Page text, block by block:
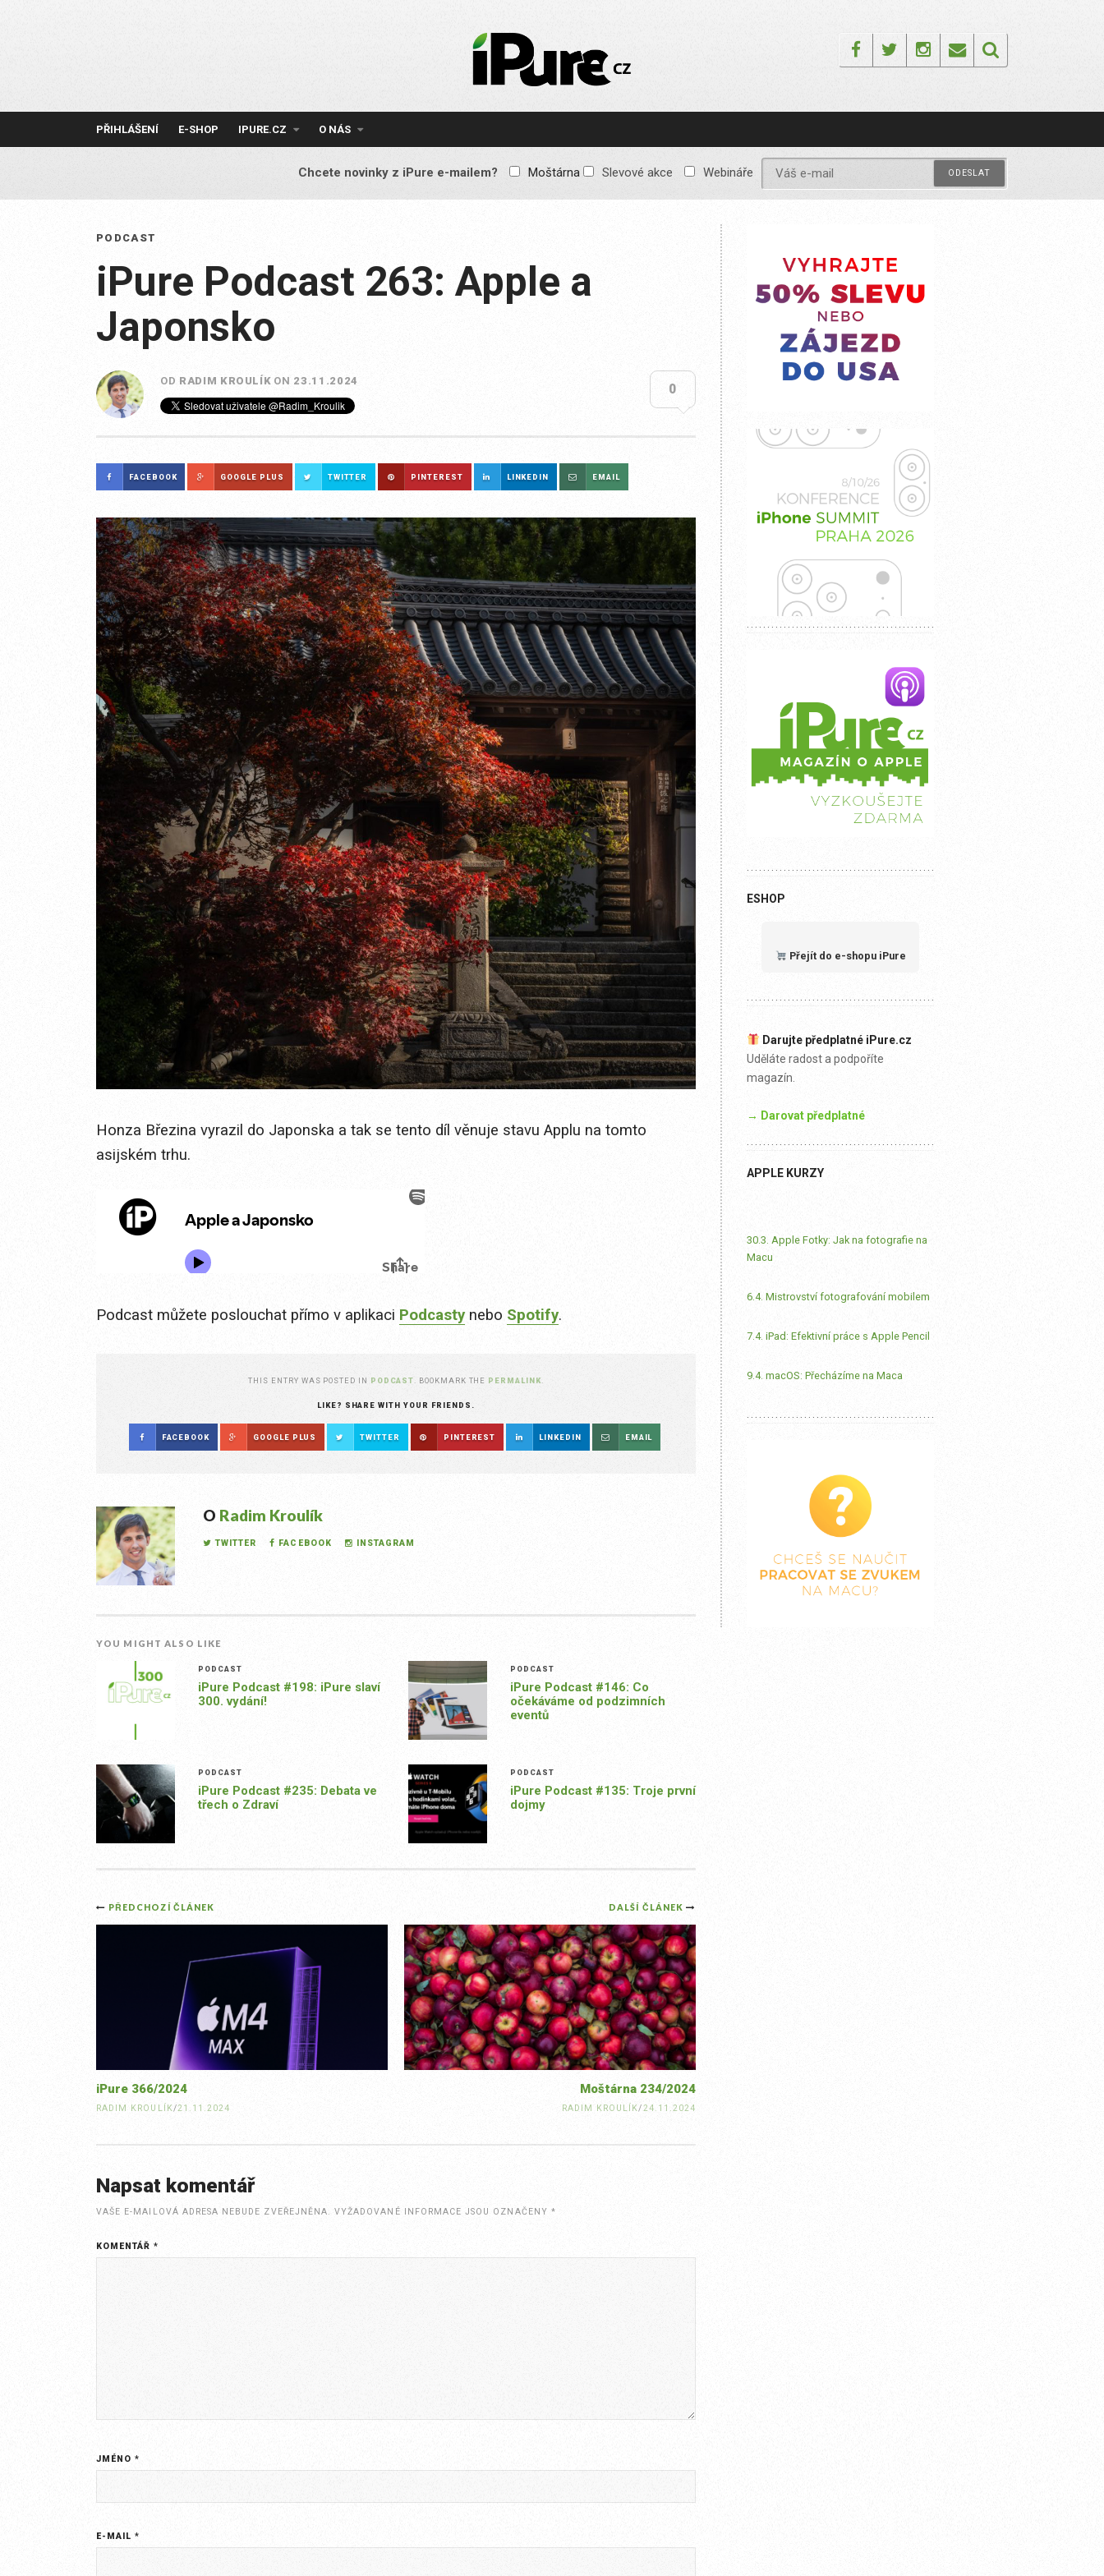
IPURE.CZ
Prémiový Apple e-
reklamy, žádné
obsah pro všechny
FacebookTwitterInstagram
Email
PŘIHLÁŠENÍ E-SHOP IPURE.CZ O NÁS
Chcete novinky z iPure e-mailem? Moštárna Slevové akce Webináře
PODCAST
iPure Podcast 263: Apple a
Japonsko
OD RADIM KROULÍK ON 23.11.2024
0
FACEBOOK GOOGLE PLUS TWITTER PINTEREST LINKEDIN EMAIL
Honza Březina vyrazil do Japonska a tak se tento díl věnuje stavu Applu na tomto
asijském trhu.
Podcast můžete poslouchat přímo v aplikaci Podcastynebo Spotify.
THIS ENTRY WAS POSTED IN PODCAST . BOOKMARK THE PERMALINK
LIKE? SHARE WITH YOUR FRIENDS.
FACEBOOK GOOGLE PLUS TWITTER PINTEREST LINKEDIN EMAIL
O Radim Kroulík
TWITTER FACEBOOK INSTAGRAM
YOU MIGHT ALSO LIKE
PODCAST
iPure Podcast #198: iPure slaví
300. vydání!
PODCAST
iPure Podcast #146: Co
očekáváme od podzimních
eventů
PODCAST
iPure Podcast #235: Debata ve
třech o Zdraví
PODCAST
iPure Podcast #135: Troje první
dojmy
Post
DALŠÍ ČLÁNEK
Moštárna 234/2024
RADIM KROULÍK/24.11.2024
PŘEDCHOZÍ ČLÁNEK
iPure 366/2024
RADIM KROULÍK/21.11.2024
Napsat komentář
VAŠE E-MAILOVÁ ADRESA NEBUDE ZVEŘEJNĚNA. VYŽADOVANÉ INFORMACE JSOU OZNAČENY *
KOMENTÁŘ*
JMÉNO*
E-MAIL*
ESHOP
Přejít do e-shopu iPure
Darujte předplatné iPure.cz
Uděláte radost a podpoříte
magazín.
→ Darovat předplatné
APPLE KURZY
30.3. Apple Fotky: Jak na fotografie na
Macu
6.4. Mistrovství fotografování mobilem
7.4. iPad: Efektivní práce s Apple Pencil
9.4. macOS: Přecházíme na Maca